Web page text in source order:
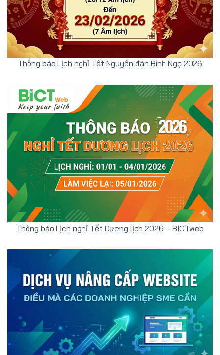
Thông báo Lịch nghỉ Tết Nguyên đán Bính Ngọ 2026
Thông báo Lịch nghỉ Tết Dương lịch 2026 – BICTweb